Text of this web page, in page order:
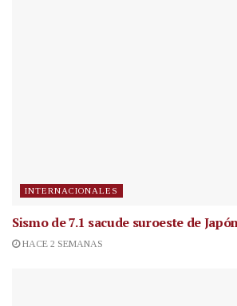
INTERNACIONALES
Sismo de 7.1 sacude suroeste de
HACE 2 SEMANAS